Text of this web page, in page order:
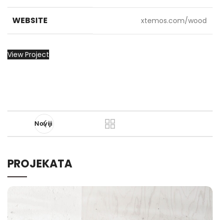
WEBSITE xtemos.com/wood
View Project
Noviji
PROJEKATA